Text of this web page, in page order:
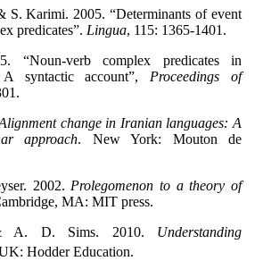
Karimi. 2005. “Determinants of event
predicates”. Lingua, 115: 1365-1401.
“Noun-verb complex predicates in
syntactic account”, Proceedings of
change in Iranian languages: A
approach. New York: Mouton de
2002. Prolegomenon to a theory of
MA: MIT press.
A. D. Sims. 2010. Understanding
Hodder Education.